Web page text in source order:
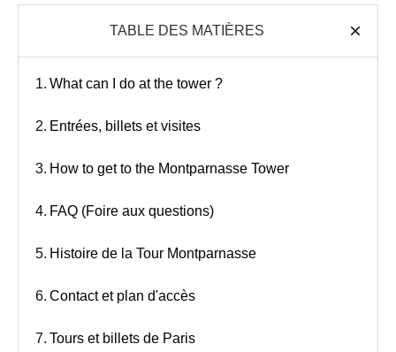
TABLE DES MATIÈRES
1. What can I do at the tower ?
2. Entrées, billets et visites
3. How to get to the Montparnasse Tower
4. FAQ (Foire aux questions)
5. Histoire de la Tour Montparnasse
6. Contact et plan d'accès
7. Tours et billets de Paris